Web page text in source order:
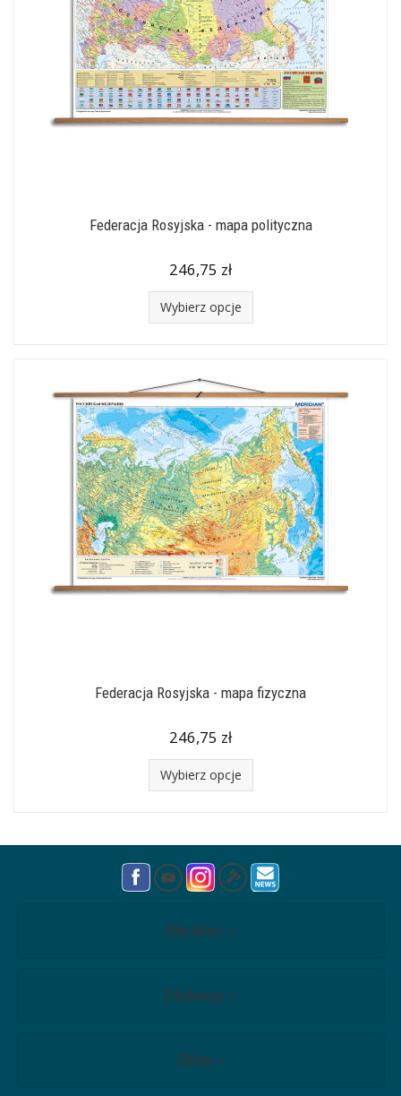
Federacja Rosyjska - mapa polityczna
246,75 zł
Wybierz opcje
Federacja Rosyjska - mapa fizyczna
246,75 zł
Wybierz opcje
Meridian
Edukacja
Sklep